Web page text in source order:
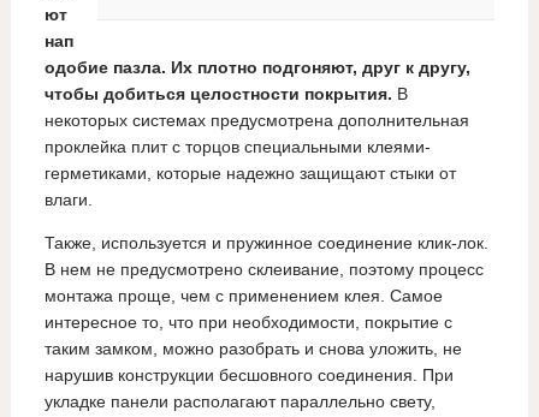
ют
нап
одобие пазла. Их плотно подгоняют, друг к другу,
чтобы добиться целостности покрытия. В
некоторых системах предусмотрена дополнительная
проклейка плит с торцов специальными клеями-
герметиками, которые надежно защищают стыки от
влаги.
Также, используется и пружинное соединение клик-лок.
В нем не предусмотрено склеивание, поэтому процесс
монтажа проще, чем с применением клея. Самое
интересное то, что при необходимости, покрытие с
таким замком, можно разобрать и снова уложить, не
нарушив конструкции бесшовного соединения. При
укладке панели располагают параллельно свету,